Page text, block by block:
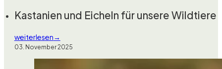
Kastanien und Eicheln für unsere Wildtiere
weiterlesen
03. November 2025